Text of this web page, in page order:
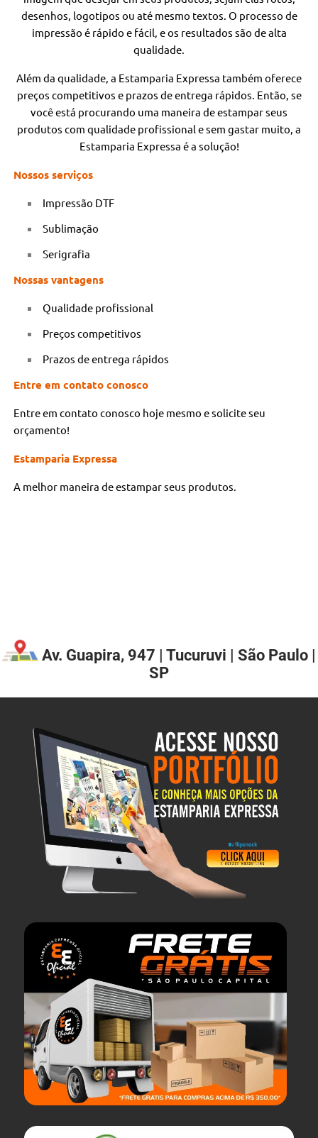
desenhos, logotipos ou até mesmo textos. O processo de
impressão é rápido e fácil, e os resultados são de alta
qualidade.
Além da qualidade, a Estamparia Expressa também oferece
preços competitivos e prazos de entrega rápidos. Então, se
você está procurando uma maneira de estampar seus
produtos com qualidade profissional e sem gastar muito, a
Estamparia Expressa é a solução!
Nossos serviços
Impressão DTF
Sublimação
Serigrafia
Nossas vantagens
Qualidade profissional
Preços competitivos
Prazos de entrega rápidos
Entre em contato conosco
Entre em contato conosco hoje mesmo e solicite seu
orçamento!
Estamparia Expressa
A melhor maneira de estampar seus produtos.
Av. Guapira, 947 | Tucuruvi | São Paulo |
SP